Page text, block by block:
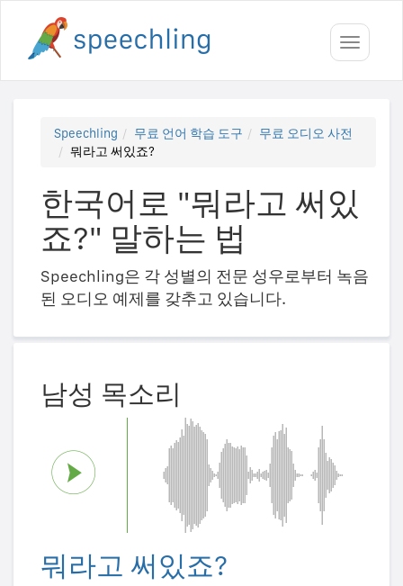
Toggle
Speechling 무료 언어 학습 도구
무료 오디오 사전
뭐라고 써있죠?
한국어로 "뭐라고 써있
죠?" 말하는 법
Speechling은 각 성별의 전문 성우로부터 녹음
된 오디오 예제를 갖추고 있습니다.
남성 목소리
뭐라고 써있죠?